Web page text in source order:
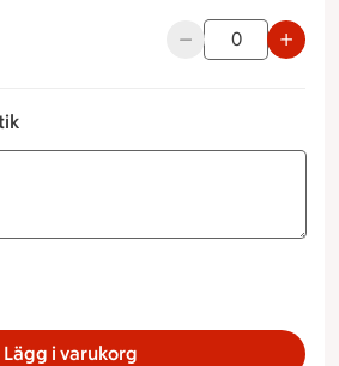
Använd
Buffé nr 10 Vegetarisk (går att
Lägg i varukorg